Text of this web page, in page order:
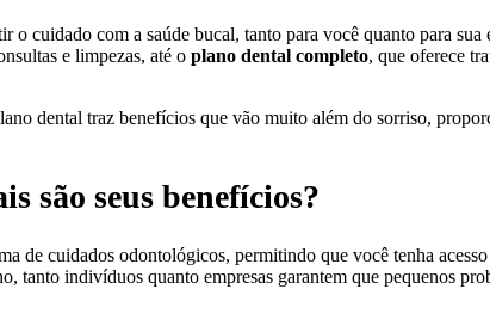
o cuidado com a saúde bucal, tanto para você quanto para sua
e limpezas, até o plano dental completo, que oferece
dental traz benefícios que vão muito além do sorriso,
são seus benefícios?
de cuidados odontológicos, permitindo que você tenha acesso
tanto indivíduos quanto empresas garantem que pequenos